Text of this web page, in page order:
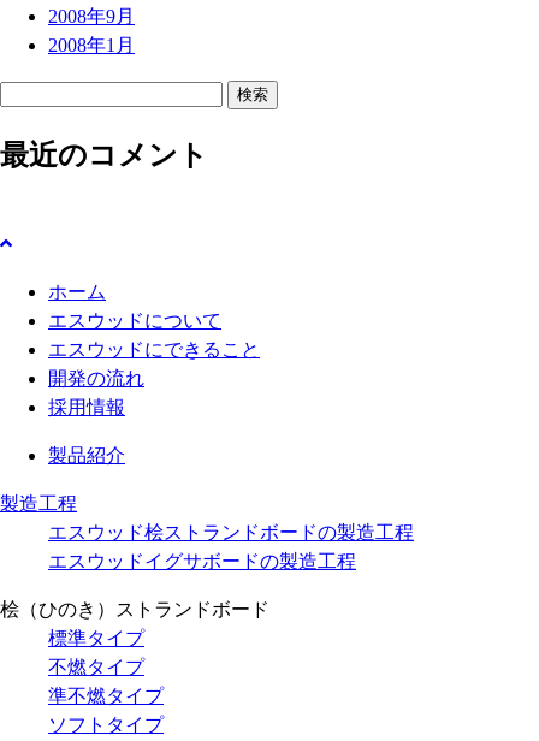
2008年9月
2008年1月
:最近のコメント
ホーム
エスウッドについて
エスウッドにできること
開発の流れ
採用情報
製品紹介
製造工程
エスウッド桧ストランドボードの製造工程
エスウッドイグサボードの製造工程
桧（ひのき）ストランドボード
標準タイプ
不燃タイプ
準不燃タイプ
ソフトタイプ